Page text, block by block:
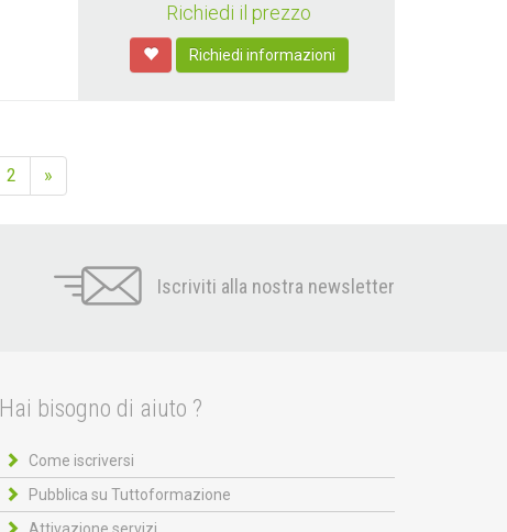
Richiedi il prezzo
Richiedi informazioni
2 »
Iscriviti alla nostra newsletter
Hai bisogno di aiuto ?
Come iscriversi
Pubblica su Tuttoformazione